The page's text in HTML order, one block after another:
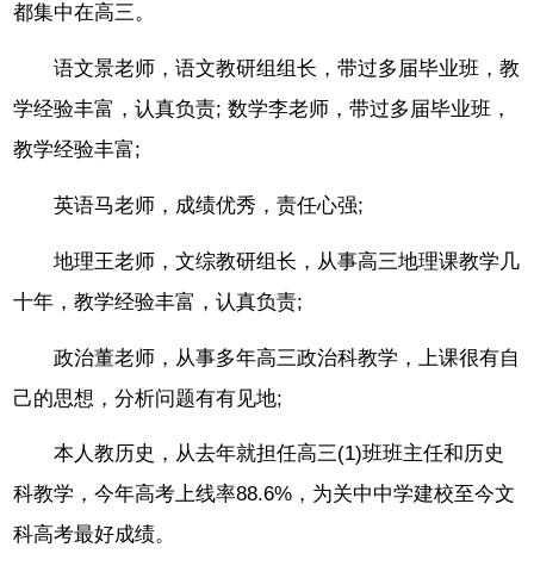
都集中在高三。
语文景老师，语文教研组组长，带过多届毕业班，教
学经验丰富，认真负责; 数学李老师，带过多届毕业班，
教学经验丰富;
英语马老师，成绩优秀，责任心强;
地理王老师，文综教研组长，从事高三地理课教学几
十年，教学经验丰富，认真负责;
政治董老师，从事多年高三政治科教学，上课很有自
己的思想，分析问题有有见地;
本人教历史，从去年就担任高三(1)班班主任和历史
科教学，今年高考上线率88.6%，为关中中学建校至今文
科高考最好成绩。